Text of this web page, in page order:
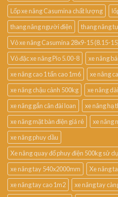
Lốp xe nâng Casumina chất lượng
thang nâng người điện
thang nâng
Vỏ xe nâng Casumina 28x9-15 (8.15-
Vỏ đặc xe nâng Pio 5.00-8
xe nâng
xe nâng cao 1 tấn cao 1m6
xe nâng
xe nâng chậu cảnh 500kg
xe nâng
xe nâng gắn cân đài loan
xe nâng hạ
xe nâng mặt bàn điện giá rẻ
xe nâng
xe nâng phuy dầu
Xe nâng quay đổ phuy điện 500kg sử
xe nâng tay 540x2000mm
Xe nâng
xe nâng tay cao 1m2
xe nâng tay